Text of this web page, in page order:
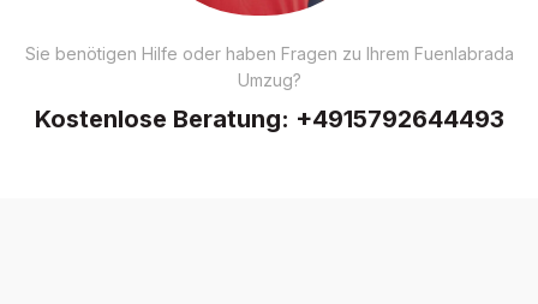
Sie benötigen Hilfe oder haben Fragen zu Ihrem Fuenlabrada
Umzug?
Kostenlose Beratung: +4915792644493